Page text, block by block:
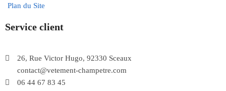
Plan du Site
Service client
26, Rue Victor Hugo, 92330 Sceaux
contact@vetement-champetre.com
06 44 67 83 45